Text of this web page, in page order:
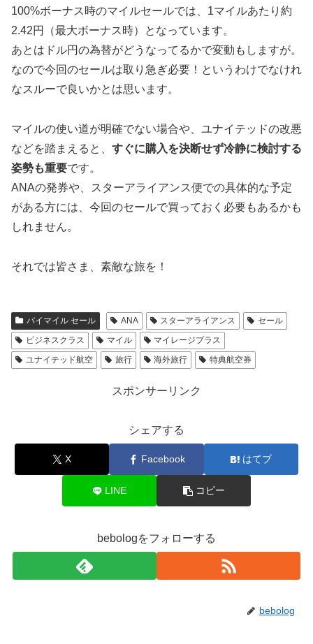
100%ボーナス時のマイルセールでは、1マイルあたり約
2.42円（最大ボーナス時）となっています。
あとはドル円の為替がどうなってるかで変動もしますが。
なので今回のセールは取り急ぎ必要！というわけでなけれ
なスルーで良いかとは思います。
マイルの使い道が明確でない場合や、ユナイテッドの改悪
などを踏まえると、 すぐに購入を決断せず冷静に検討する
姿勢も重要です。
ANAの発券や、スターアライアンス便での具体的な予定
がある方には、今回のセールで買っておく必要もあるかも
しれません。
それでは皆さま、素敵な旅を！
バイマイル セール ANA スターアライアンス
セール
ビジネスクラス
マイル
マイレージプラス
ユナイテッド航空
旅行 海外旅行 特典航空券
スポンサーリンク
シェアする
X Facebook はてブ
LINE コピー
bebologをフォローする
bebolog